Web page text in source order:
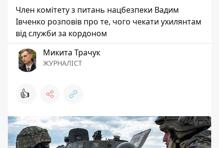
Член комітету з питань нацбезпеки Вадим
Івченко розповів про те, чого чекати ухилянтам
від служби за кордоном
Микита Трачук
ЖУРНАЛІСТ
👍